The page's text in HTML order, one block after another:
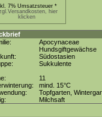
7% Umsatzsteuer *
hier
klicken
Apocynaceae
Hundsgiftgewächse
Südostasien
Sukkulente
11
mind. 15°C
Topfgarten,
Milchsaft